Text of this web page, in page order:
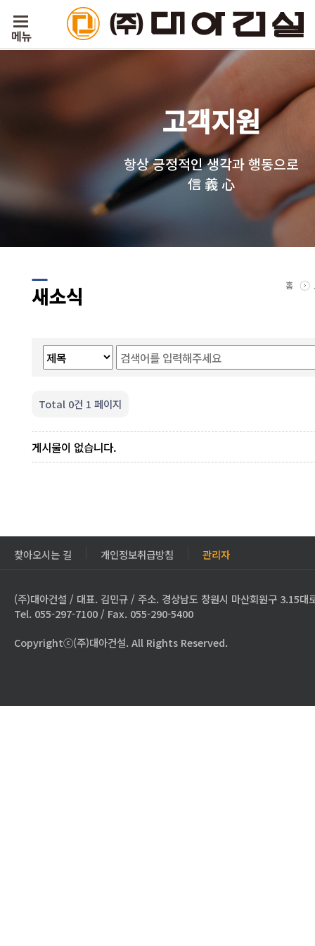
고객지원
항상 긍정적인 생각과 행동으로
信 義 心
새소식 홈
Total 0건 1 페이지
게시물이 없습니다.
찾아오시는 길 개인정보취급방침 관리자
(주)대아건설 / 대표. 김민규 / 주소. 경상남도 창원시 마산회원구 3.15대
Tel. 055-297-7100 / Fax. 055-290-5400
Copyrightⓒ(주)대아건설. All Rights Reserved.